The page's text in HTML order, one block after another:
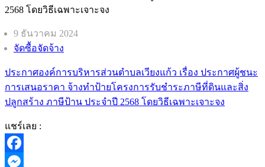
9 ธันวาคม 2024
จัดซื้อจัดจ้าง
ประกาศองค์การบริหารส่วนตำบลเวียงแก้ว เรื่อง ประกาศผู้ชนะ
การเสนอราคา จ้างทำป้ายโครงการรับชำระภาษีที่ดินและสิ่ง
ปลูกสร้าง ภาษีป้าน ประจำปี 2568 โดยวิธีเฉพาะเจาะจง
แชร์เลย :
Facebook